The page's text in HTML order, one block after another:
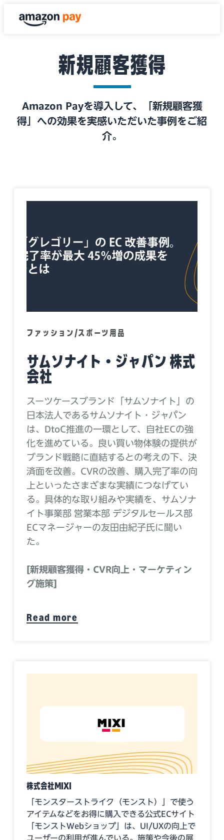
新規顧客獲得
Amazon Payを導入して、「新規顧客獲
得」への効果を実感いただいた事例をご紹
介。
ファッション/スポーツ用品
サムソナイト・ジャパン 株式
会社
スーツケースブランド「サムソナイト」の
日本法人であるサムソナイト・ジャパン
は、DtoC推進の一環として、自社ECの強
化を進めている。良い買い物体験の提供が
ブランド戦略に直結するとの考えの下、決
済面を改善。CVRの改善、購入完了率の向
上といったさまざまな実績につなげてい
る。具体的な取り組みや実績を、サムソナ
イト事業部 営業本部 デジタルセールス部
ECマネージャーの友田由紀子氏に聞い
た。
[新規顧客獲得・CVR向上・マーケティン
グ施策]
Read more
株式会社MIXI
「モンスターストライク（モンスト）」で使う
アイテムなどをお得に購入できる公式ECサイト
「モンストWebショップ」は、UI/UXの向上で
ユーザーの利用が進んでいる。施策や今後の展